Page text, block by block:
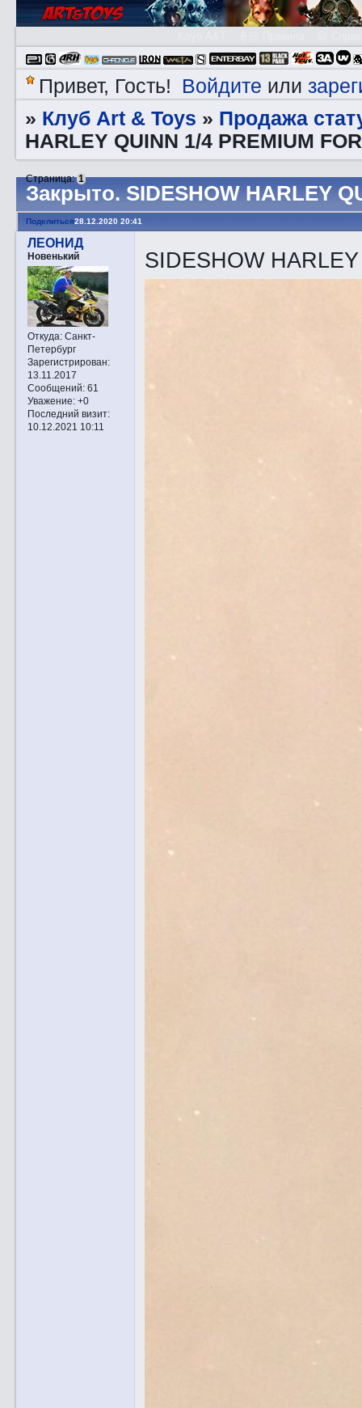
Привет, Гость! Войдите или
» Клуб Art & Toys » Продажа
HARLEY QUINN 1/4 PREMIUM
Закрытo. SIDESHOW HARLEY
Страница:1
Поделиться28.12.2020 20:41
ЛЕОНИД
Новенький
Откуда:Санкт-
Петербург
Зарегистрирован:
13.11.2017
Сообщений:61
Уважение: +0
Последний визит:
10.12.2021 10:11
SIDESHOW